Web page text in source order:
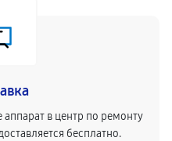
в центр по ремонту
бесплатно.